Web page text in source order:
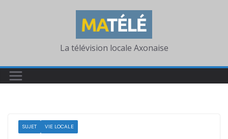
La télévision locale Axonaise
SUJET VIE LOCALE